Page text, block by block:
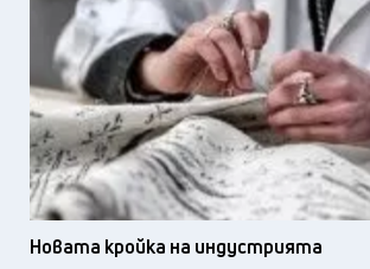
Новата кройка на индустрията